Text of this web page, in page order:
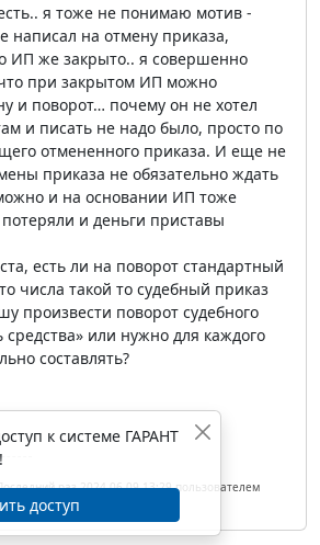
я тоже не понимаю мотив -
написал на отмену приказа,
ИП же закрыто.. я совершенно
при закрытом ИП можно
и поворот… почему он не хотел
и писать не надо было, просто по
отмененного приказа. И еще не
приказа не обязательно ждать
и на основании ИП тоже
и деньги приставы
есть ли на поворот стандартный
то числа такой то судебный приказ
произвести поворот судебного
средства» или нужно для каждого
составлять?
раз 2024-06-09 13:29 пользователем
к системе ГАРАНТ
доступ